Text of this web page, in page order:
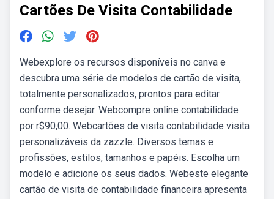
Cartões De Visita Contabilidade
Webexplore os recursos disponíveis no canva e
descubra uma série de modelos de cartão de visita,
totalmente personalizados, prontos para editar
conforme desejar. Webcompre online contabilidade
por r$90,00. Webcartões de visita contabilidade visita
personalizáveis da zazzle. Diversos temas e
profissões, estilos, tamanhos e papéis. Escolha um
modelo e adicione os seus dados. Webeste elegante
cartão de visita de contabilidade financeira apresenta